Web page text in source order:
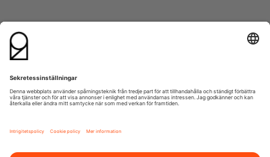
120 31 Stockholm
+46 8 600 37 21